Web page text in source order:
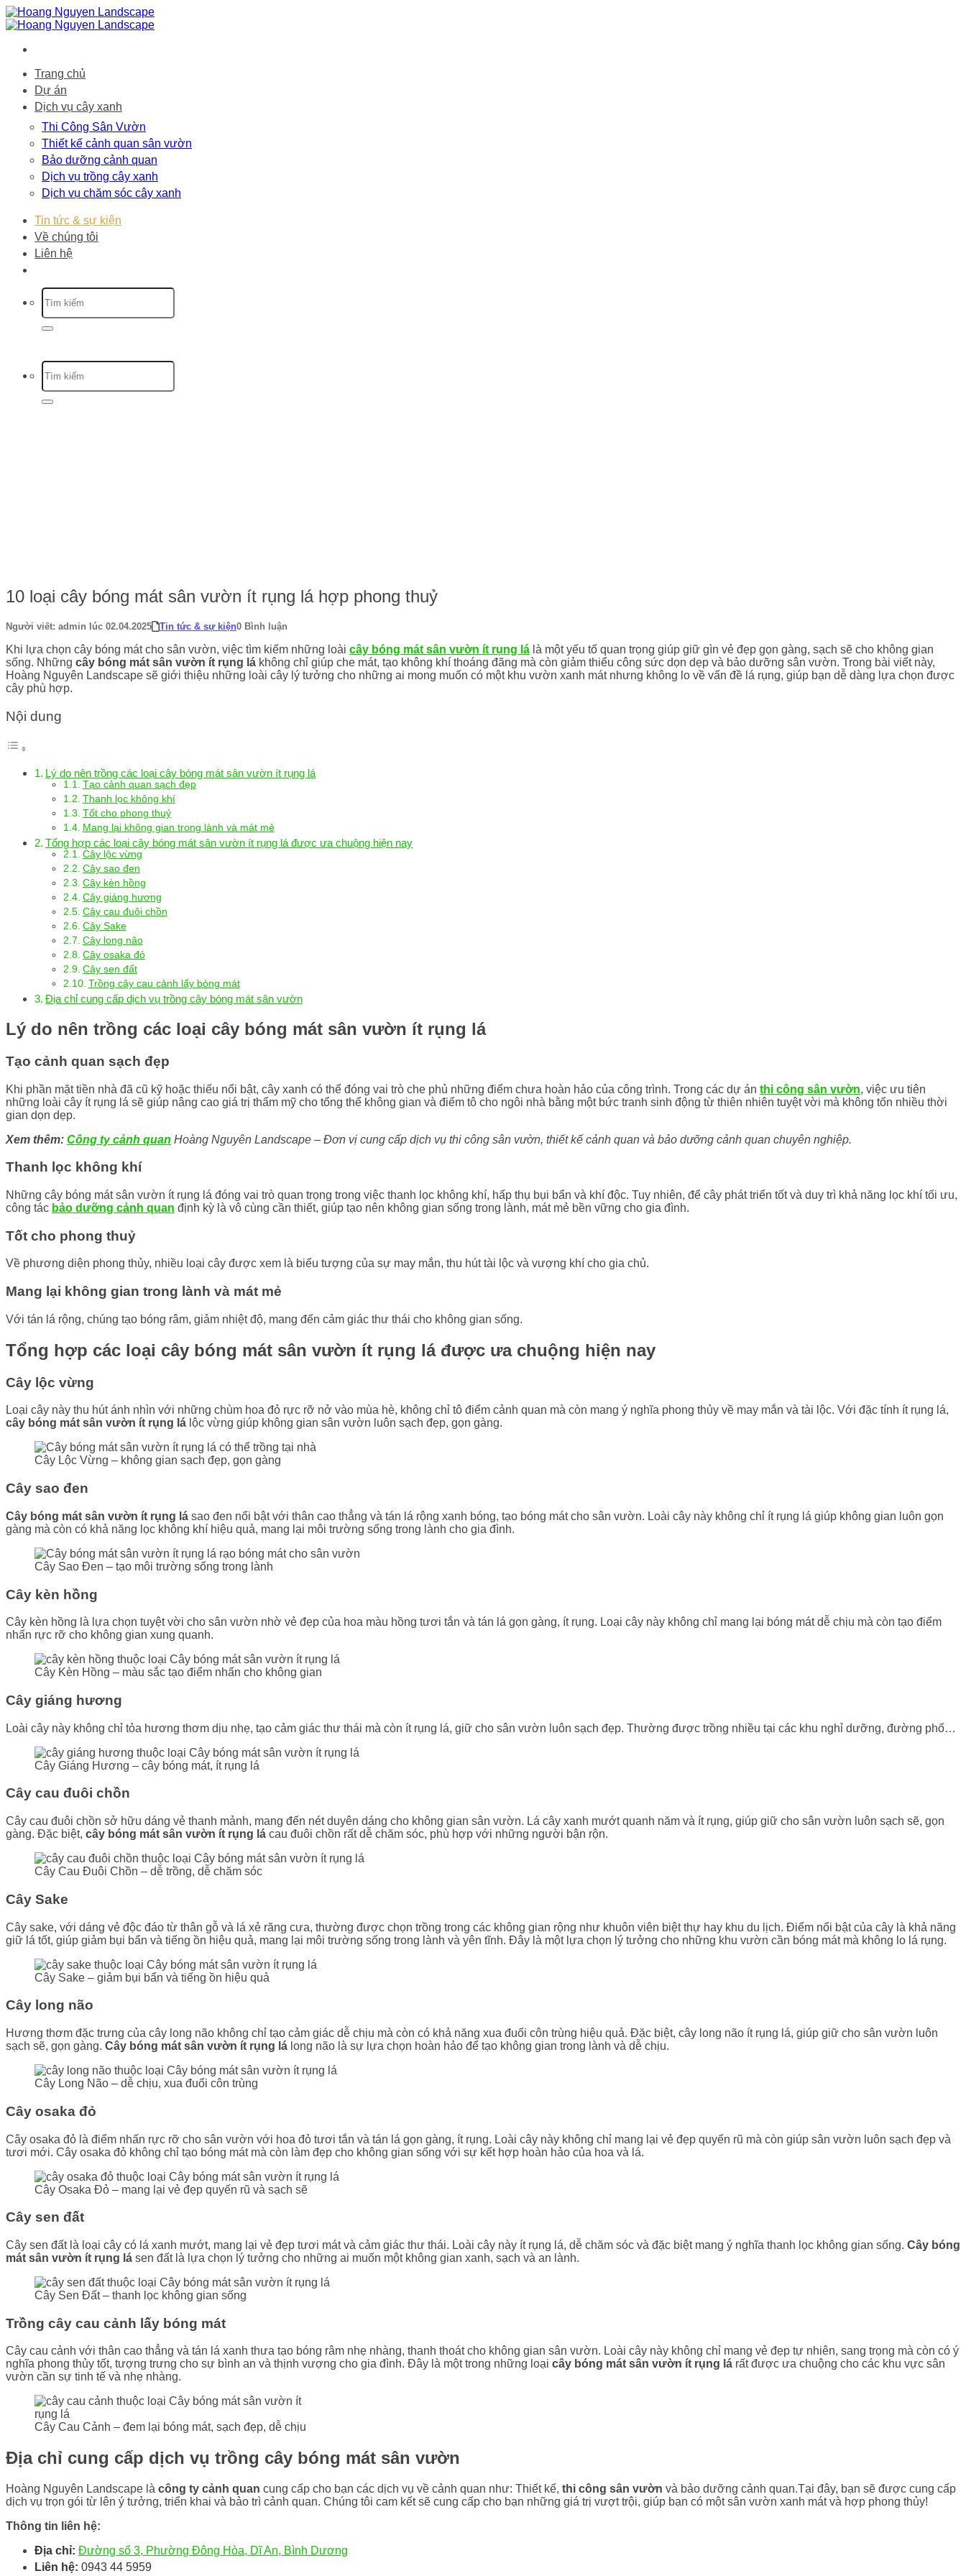
Bỏ
qua
dung
Trang chủ
Dự án
Dịch vụ cây xanh
Thi Công Sân Vườn
Thiết kế cảnh quan sân vườn
Bảo dưỡng cảnh quan
Dịch vụ trồng cây xanh
Dịch vụ chăm sóc cây xanh
Tin tức & sự kiện
Về chúng tôi
Liên hệ
10 loại cây bóng mát sân vườn ít rụng lá hợp phong thuỷ
Người viết: admin lúc 02.04.2025 Tin tức & sự kiện0 Bình luận
Khi lựa chọn cây bóng mát cho sân vườn, việc tìm kiếm những loài cây bóng mát sân vườn ít rụng lá là một yếu tố quan trọng giúp giữ gìn vẻ đẹp gọn gàng, sạch sẽ cho không gian
sống. Những cây bóng mát sân vườn ít rụng lá không chỉ giúp che mát, tạo không khí thoáng đãng mà còn giảm thiểu công sức dọn dẹp và bảo dưỡng sân vườn. Trong bài viết này,
Hoàng Nguyên Landscape sẽ giới thiệu những loài cây lý tưởng cho những ai mong muốn có một khu vườn xanh mát nhưng không lo về vấn đề lá rụng, giúp bạn dễ dàng lựa chọn được
cây phù hợp.
Nội dung
Lý do nên trồng các loại cây bóng mát sân vườn ít rụng lá
Tạo cảnh quan sạch đẹp
Thanh lọc không khí
Tốt cho phong thuỷ
Mang lại không gian trong lành và mát mẻ
Tổng hợp các loại cây bóng mát sân vườn ít rụng lá được ưa chuộng hiện nay
Cây lộc vừng
Cây sao đen
Cây kèn hồng
Cây giáng hương
Cây cau đuôi chồn
Cây Sake
Cây long não
Cây osaka đỏ
Cây sen đất
Trồng cây cau cảnh lấy bóng mát
Địa chỉ cung cấp dịch vụ trồng cây bóng mát sân vườn
Lý do nên trồng các loại cây bóng mát sân vườn ít rụng lá
Tạo cảnh quan sạch đẹp
Khi phần mặt tiền nhà đã cũ kỹ hoặc thiếu nổi bật, cây xanh có thể đóng vai trò che phủ những điểm chưa hoàn hảo của công trình. Trong các dự án thi công sân vườn, việc ưu tiên
những loài cây ít rụng lá sẽ giúp nâng cao giá trị thẩm mỹ cho tổng thể không gian và điểm tô cho ngôi nhà bằng một bức tranh sinh động từ thiên nhiên tuyệt vời mà không tốn nhiều thời
gian dọn dẹp.
Xem thêm: Công ty cảnh quan Hoàng Nguyên Landscape – Đơn vị cung cấp dịch vụ thi công sân vườn, thiết kế cảnh quan và bảo dưỡng cảnh quan chuyên nghiệp.
Thanh lọc không khí
Những cây bóng mát sân vườn ít rụng lá đóng vai trò quan trọng trong việc thanh lọc không khí, hấp thụ bụi bẩn và khí độc. Tuy nhiên, để cây phát triển tốt và duy trì khả năng lọc khí tối ưu,
công tác bảo dưỡng cảnh quan định kỳ là vô cùng cần thiết, giúp tạo nên không gian sống trong lành, mát mẻ bền vững cho gia đình.
Tốt cho phong thuỷ
Về phương diện phong thủy, nhiều loại cây được xem là biểu tượng của sự may mắn, thu hút tài lộc và vượng khí cho gia chủ.
Mang lại không gian trong lành và mát mẻ
Với tán lá rộng, chúng tạo bóng râm, giảm nhiệt độ, mang đến cảm giác thư thái cho không gian sống.
Tổng hợp các loại cây bóng mát sân vườn ít rụng lá được ưa chuộng hiện nay
Cây lộc vừng
Loại cây này thu hút ánh nhìn với những chùm hoa đỏ rực rỡ nở vào mùa hè, không chỉ tô điểm cảnh quan mà còn mang ý nghĩa phong thủy về may mắn và tài lộc. Với đặc tính ít rụng lá,
cây bóng mát sân vườn ít rụng lá lộc vừng giúp không gian sân vườn luôn sạch đẹp, gọn gàng.
Cây Lộc Vừng – không gian sạch đẹp, gọn gàng
Cây sao đen
Cây bóng mát sân vườn ít rụng lá sao đen nổi bật với thân cao thẳng và tán lá rộng xanh bóng, tạo bóng mát cho sân vườn. Loài cây này không chỉ ít rụng lá giúp không gian luôn gọn
gàng mà còn có khả năng lọc không khí hiệu quả, mang lại môi trường sống trong lành cho gia đình.
Cây Sao Đen – tạo môi trường sống trong lành
Cây kèn hồng
Cây kèn hồng là lựa chọn tuyệt vời cho sân vườn nhờ vẻ đẹp của hoa màu hồng tươi tắn và tán lá gọn gàng, ít rụng. Loại cây này không chỉ mang lại bóng mát dễ chịu mà còn tạo điểm
nhấn rực rỡ cho không gian xung quanh.
Cây Kèn Hồng – màu sắc tạo điểm nhấn cho không gian
Cây giáng hương
Loài cây này không chỉ tỏa hương thơm dịu nhẹ, tạo cảm giác thư thái mà còn ít rụng lá, giữ cho sân vườn luôn sạch đẹp. Thường được trồng nhiều tại các khu nghỉ dưỡng, đường phố…
Cây Giáng Hương – cây bóng mát, ít rụng lá
Cây cau đuôi chồn
Cây cau đuôi chồn sở hữu dáng vẻ thanh mảnh, mang đến nét duyên dáng cho không gian sân vườn. Lá cây xanh mướt quanh năm và ít rụng, giúp giữ cho sân vườn luôn sạch sẽ, gọn
gàng. Đặc biệt, cây bóng mát sân vườn ít rụng lá cau đuôi chồn rất dễ chăm sóc, phù hợp với những người bận rộn.
Cây Cau Đuôi Chồn – dễ trồng, dễ chăm sóc
Cây Sake
Cây sake, với dáng vẻ độc đáo từ thân gỗ và lá xẻ răng cưa, thường được chọn trồng trong các không gian rộng như khuôn viên biệt thự hay khu du lịch. Điểm nổi bật của cây là khả năng
giữ lá tốt, giúp giảm bụi bẩn và tiếng ồn hiệu quả, mang lại môi trường sống trong lành và yên tĩnh. Đây là một lựa chọn lý tưởng cho những khu vườn cần bóng mát mà không lo lá rụng.
Cây Sake – giảm bụi bẩn và tiếng ồn hiệu quả
Cây long não
Hương thơm đặc trưng của cây long não không chỉ tạo cảm giác dễ chịu mà còn có khả năng xua đuổi côn trùng hiệu quả. Đặc biệt, cây long não ít rụng lá, giúp giữ cho sân vườn luôn
sạch sẽ, gọn gàng. Cây bóng mát sân vườn ít rụng lá long não là sự lựa chọn hoàn hảo để tạo không gian trong lành và dễ chịu.
Cây Long Não – dễ chịu, xua đuổi côn trùng
Cây osaka đỏ
Cây osaka đỏ là điểm nhấn rực rỡ cho sân vườn với hoa đỏ tươi tắn và tán lá gọn gàng, ít rụng. Loài cây này không chỉ mang lại vẻ đẹp quyến rũ mà còn giúp sân vườn luôn sạch đẹp và
tươi mới. Cây osaka đỏ không chỉ tạo bóng mát mà còn làm đẹp cho không gian sống với sự kết hợp hoàn hảo của hoa và lá.
Cây Osaka Đỏ – mang lại vẻ đẹp quyến rũ và sạch sẽ
Cây sen đất
Cây sen đất là loại cây có lá xanh mướt, mang lại vẻ đẹp tươi mát và cảm giác thư thái. Loài cây này ít rụng lá, dễ chăm sóc và đặc biệt mang ý nghĩa thanh lọc không gian sống. Cây bóng
mát sân vườn ít rụng lá sen đất là lựa chọn lý tưởng cho những ai muốn một không gian xanh, sạch và an lành.
Cây Sen Đất – thanh lọc không gian sống
Trồng cây cau cảnh lấy bóng mát
Cây cau cảnh với thân cao thẳng và tán lá xanh thưa tạo bóng râm nhẹ nhàng, thanh thoát cho không gian sân vườn. Loài cây này không chỉ mang vẻ đẹp tự nhiên, sang trọng mà còn có ý
nghĩa phong thủy tốt, tượng trưng cho sự bình an và thịnh vượng cho gia đình. Đây là một trong những loại cây bóng mát sân vườn ít rụng lá rất được ưa chuộng cho các khu vực sân
vườn cần sự tinh tế và nhẹ nhàng.
Cây Cau Cảnh – đem lại bóng mát, sạch đẹp, dễ chịu
Địa chỉ cung cấp dịch vụ trồng cây bóng mát sân vườn
Hoàng Nguyên Landscape là công ty cảnh quan cung cấp cho bạn các dịch vụ về cảnh quan như: Thiết kế, thi công sân vườn và bảo dưỡng cảnh quan.Tại đây, bạn sẽ được cung cấp
dịch vụ trọn gói từ lên ý tưởng, triển khai và bảo trì cảnh quan. Chúng tôi cam kết sẽ cung cấp cho bạn những giá trị vượt trội, giúp bạn có một sân vườn xanh mát và hợp phong thủy!
Thông tin liên hệ:
Địa chỉ: Đường số 3, Phường Đông Hòa, Dĩ An, Bình Dương
Liên hệ: 0943 44 5959